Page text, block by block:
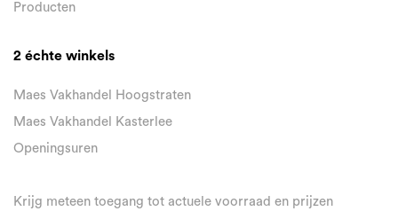
Producten
2 échte winkels
Maes Vakhandel Hoogstraten
Maes Vakhandel Kasterlee
Openingsuren
Krijg meteen toegang tot actuele voorraad en prijzen